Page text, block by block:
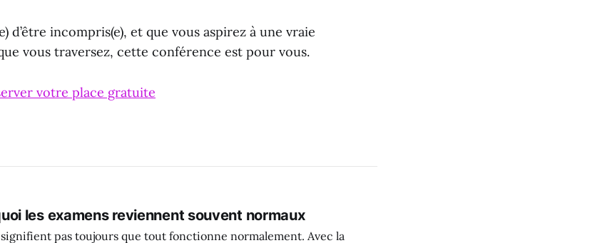
d’être incompris(e), et que vous aspirez à une vraie
vous traversez, cette conférence est pour vous.
votre place gratuite
les examens reviennent souvent normaux
signifient pas toujours que tout fonctionne normalement. Avec la